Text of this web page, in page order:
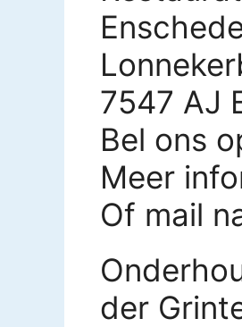
7547 AJ
Bel ons
Meer
Of mail
der